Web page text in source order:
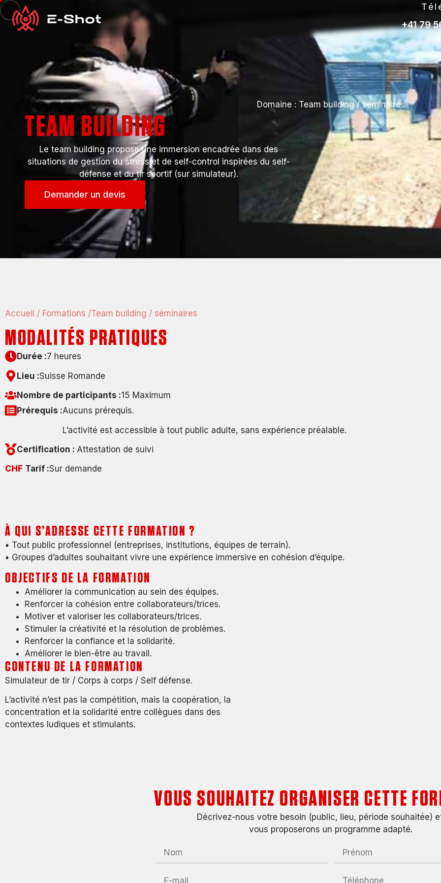
+41 79
Domaine : Team building / séminaires
TEAM BUILDING
Le team building propose une immersion encadrée dans des
situations de gestion du stress et de self-control inspirées du self-
défense et du tir sportif (sur simulateur).
Demander un devis
Accueil / Formations /Team building / séminaires
MODALITÉS PRATIQUES
Durée :7 heures
Lieu :Suisse Romande
Nombre de participants :15 Maximum
Prérequis :Aucuns prérequis.
L’activité est accessible à tout public adulte, sans expérience préalable.
Certification : Attestation de suivi
CHF Tarif :Sur demande
À QUI S’ADRESSE CETTE FORMATION ?
• Tout public professionnel (entreprises, institutions, équipes de terrain).
• Groupes d’adultes souhaitant vivre une expérience immersive en cohésion d’équipe.
OBJECTIFS DE LA FORMATION
Améliorer la communication au sein des équipes.
Renforcer la cohésion entre collaborateurs/trices.
Motiver et valoriser les collaborateurs/trices.
Stimuler la créativité et la résolution de problèmes.
Renforcer la confiance et la solidarité.
Améliorer le bien-être au travail.
CONTENU DE LA FORMATION
Simulateur de tir / Corps à corps / Self défense.
L’activité n’est pas la compétition, mais la coopération, la
concentration et la solidarité entre collègues dans des
contextes ludiques et stimulants.
VOUS SOUHAITEZ ORGANISER CETTE
Décrivez-nous votre besoin (public, lieu, période souhaitée)
vous proposerons un programme adapté.